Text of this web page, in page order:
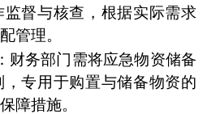
督与核查，根据实际需求
管理。
财务部门需将应急物资储备
专用于购置与储备物资的
障措施。